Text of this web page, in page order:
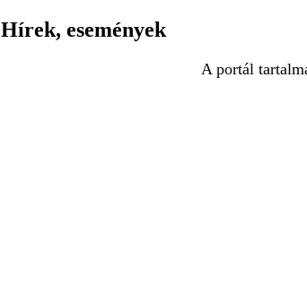
Hírek, események
A portál